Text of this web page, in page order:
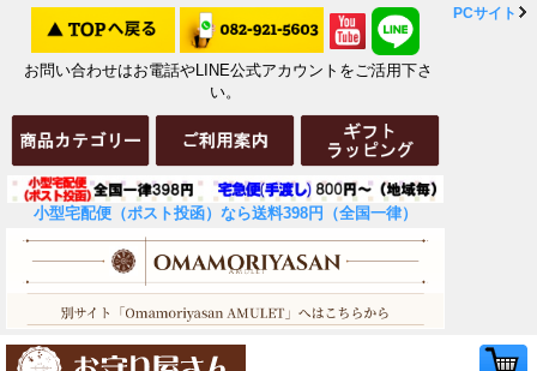
お問い合わせはお電話やLINE公式アカウントをご活用下さ
い。
小型宅配便（ポスト投函）なら送料398円（全国一律）
PCサイト